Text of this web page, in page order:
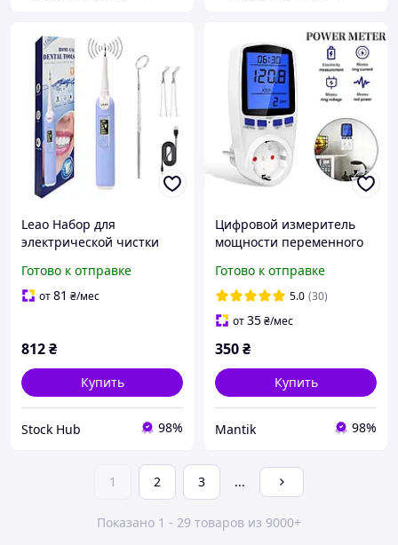
Leao Набор для
электрической чистки
экраном и подсветкой для
удаления зубного камня
Готово к отправке
от81 ₴/мес
812₴
Купить
Stock Hub 98%
Цифровой измеритель
мощности переменного
счетчиком
электроэнергии
(Подсветка и аккумулятор)
Готово к отправке
5.0 (30)
от35₴/мес
350₴
Купить
Mantik 98%
1 2 3 ...
Показано 1 - 29 товаров из 9000+